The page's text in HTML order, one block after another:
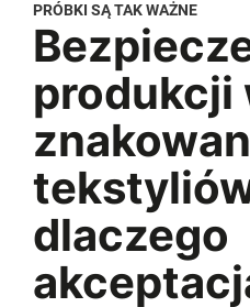
PRÓBKI SĄ TAK WAŻNE
produkcji
dlaczego